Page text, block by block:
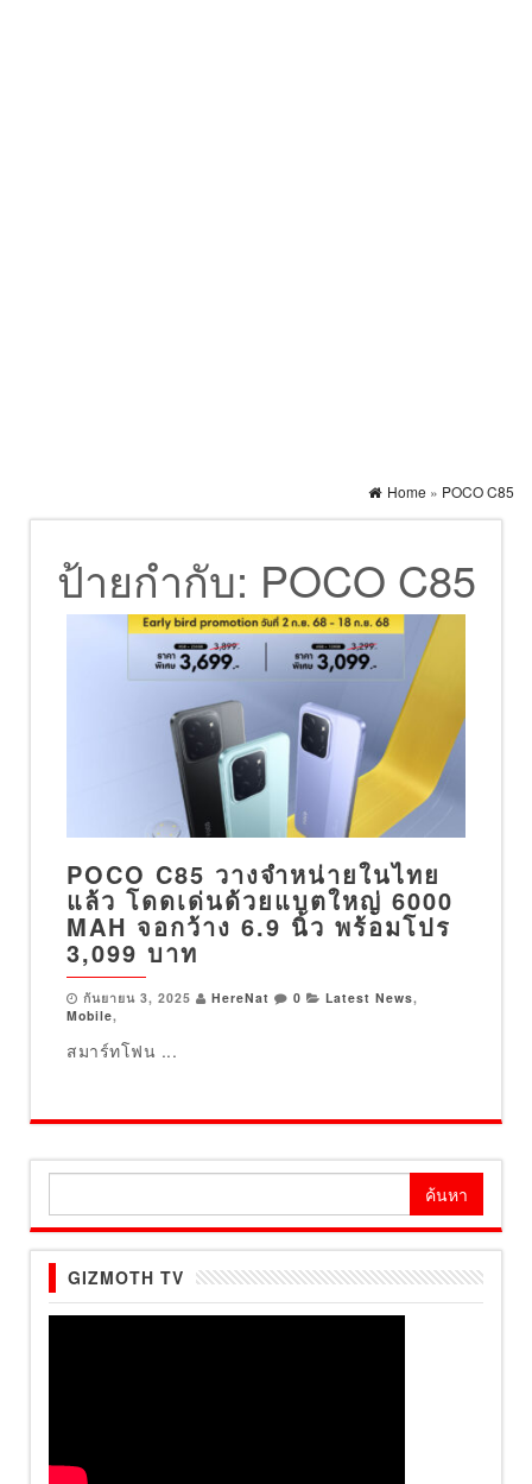
Home » POCO C85
ป้ายกำกับ: POCO C85
POCO C85 วางจำหน่ายในไทย
แล้ว โดดเด่นด้วยแบตใหญ่ 6000
MAH จอกว้าง 6.9 นิ้ว พร้อมโปร
3,099 บาท
กันยายน 3, 2025 HereNat 0 Latest News,
Mobile,
สมาร์ทโฟน ...
GIZMOTH TV